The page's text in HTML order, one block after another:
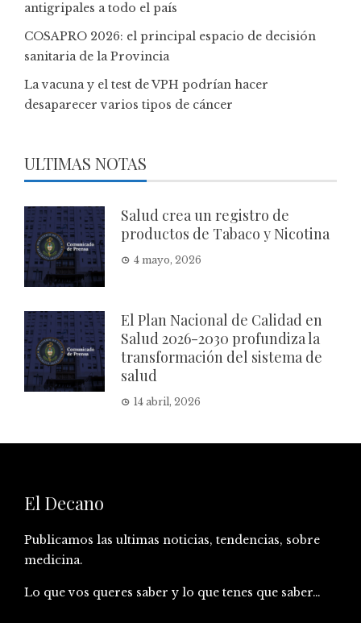
antigripales a todo el país
COSAPRO 2026: el principal espacio de decisión
sanitaria de la Provincia
La vacuna y el test de VPH podrían hacer
desaparecer varios tipos de cáncer
ULTIMAS NOTAS
Salud crea un registro de
productos de Tabaco y Nicotina
4 mayo, 2026
El Plan Nacional de Calidad en
Salud 2026-2030 profundiza la
transformación del sistema de
salud
14 abril, 2026
El Decano
Publicamos las ultimas noticias, tendencias, sobre
medicina.
Lo que vos queres saber y lo que tenes que saber…